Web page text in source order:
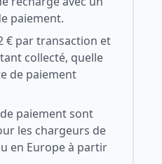
paiement.
€ par transaction et
collecté, quelle
de paiement
paiement sont
les chargeurs de
en Europe à partir